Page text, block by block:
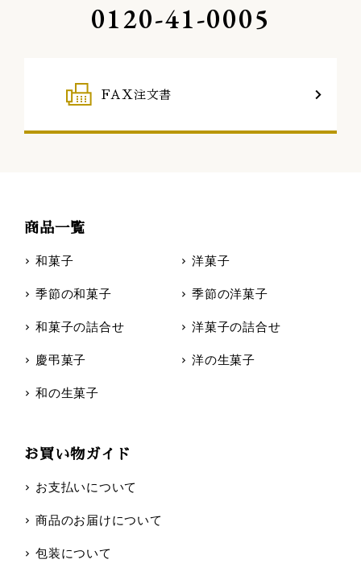
0120-41-0005
FAX注文書
お買い物ガイド
お支払いについて
商品のお届けについて
包装について
商品一覧
和菓子 洋菓子
季節の和菓子 季節の洋菓子
和菓子の詰合せ 洋菓子の詰合せ
慶弔菓子 洋の生菓子
和の生菓子